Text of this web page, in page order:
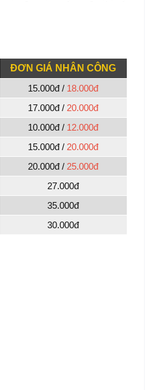
ĐƠN GIÁ NHÂN CÔNG
15.000đ / 18.000đ
17.000đ / 20.000đ
10.000đ / 12.000đ
15.000đ / 20.000đ
20.000đ / 25.000đ
27.000đ
35.000đ
30.000đ